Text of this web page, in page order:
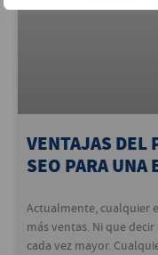
VENTAJAS DEL
SEO PARA UNA
Actualmente, cualquier
más ventas. Ni que
cada vez mayor.